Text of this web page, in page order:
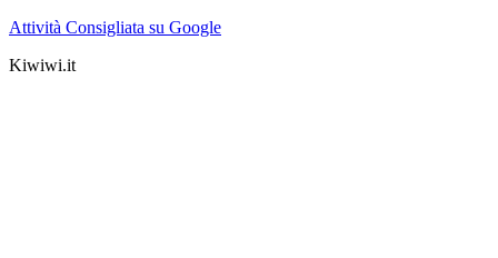
Attività Consigliata su Google
Kiwiwi.it